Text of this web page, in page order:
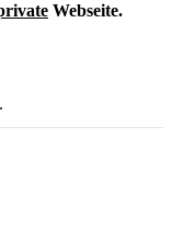
Webseite.